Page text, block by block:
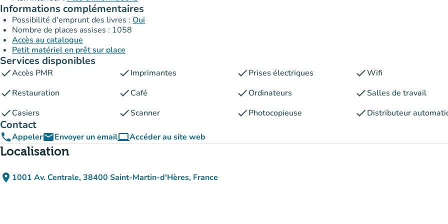
Informations complémentaires
Possibilité d'emprunt des livres : Oui
Nombre de places assises : 1058
Accès au catalogue
Petit matériel en prêt sur place
Services disponibles
checkAccès PMR checkImprimantes checkPrises électriques checkWifi
checkRestauration checkCafé checkOrdinateurs checkSalles de travail
checkCasiers checkScanner checkPhotocopieuse checkDistributeur
Contact
phoneAppeleremailEnvoyer un emailcomputerAccéder au site web
(nouvel onglet)
Localisation
place 1001 Av. Centrale, 38400 Saint-Martin-d'Hères, France
(ouvrir dans Google Maps)
(nouvel onglet)